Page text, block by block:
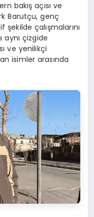
bakış açısı ve
Barutçu, genç
çalışmalarını
aynı çizgide
ve yenilikçi
isimler arasında